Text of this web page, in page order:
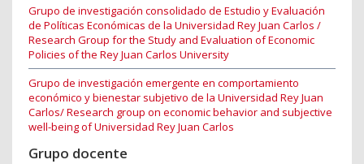
Grupo de investigación consolidado de Estudio y Evaluación
de Políticas Económicas de la Universidad Rey Juan Carlos /
Research Group for the Study and Evaluation of Economic
Policies of the Rey Juan Carlos University
Grupo de investigación emergente en comportamiento
económico y bienestar subjetivo de la Universidad Rey Juan
Carlos/ Research group on economic behavior and subjective
well-being of Universidad Rey Juan Carlos
Grupo docente